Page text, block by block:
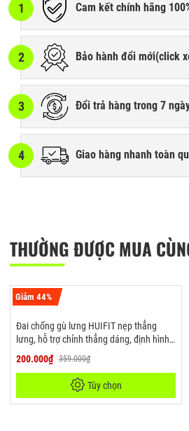
1 Cam kết chính hãng
2 Bảo hành đổi mới(click
3 Đổi trả hàng trong 7
4 Giao hàng nhanh toàn
THƯỜNG ĐƯỢC MUA
Giảm 44%
Đai chống gù lưng HUIFIT nẹp thẳng
lưng, hỗ trợ chỉnh thẳng dáng, định hình
lưng cho nam nữ
200.000₫ 359.000₫
Tùy chọn